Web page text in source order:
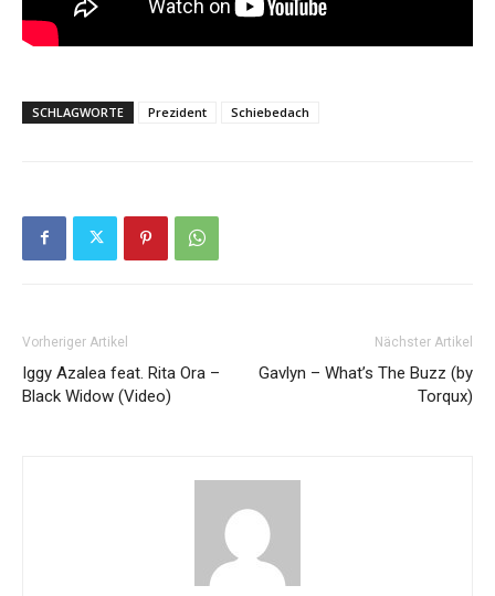
SCHLAGWORTE Prezident Schiebedach
Vorheriger Artikel
Iggy Azalea feat. Rita Ora –
Black Widow (Video)
Nächster Artikel
Gavlyn – What’s The Buzz (by
Torqux)